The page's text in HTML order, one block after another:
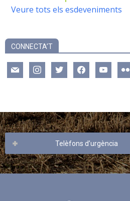
Veure tots els esdeveniments
CONNECTA’T
mail instagramtwitter facebookyoutube flickr
Telèfons d’urgència